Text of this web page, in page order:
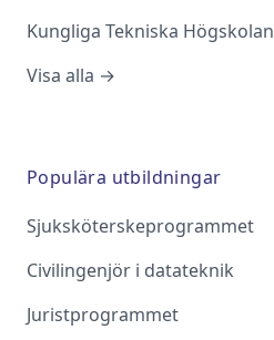
Kungliga Tekniska Högskolan
Visa alla →
Populära utbildningar
Sjuksköterskeprogrammet
Civilingenjör i datateknik
Juristprogrammet